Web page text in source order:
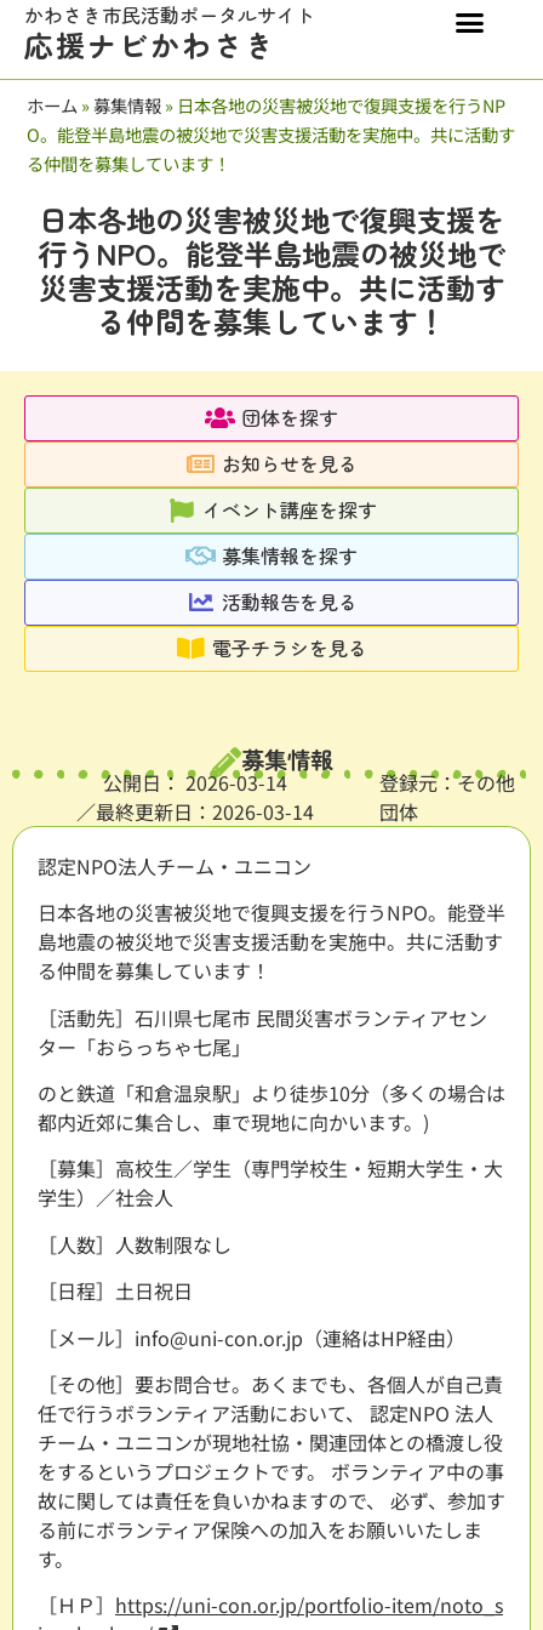
かわさき市民活動ポータルサイト
応援ナビかわさき
ホーム »募集情報» 日本各地の災害被災地で復興支援を行うNP
O。能登半島地震の被災地で災害支援活動を実施中。共に活動す
る仲間を募集しています！
日本各地の災害被災地で復興支援を
行うNPO。能登半島地震の被災地で
災害支援活動を実施中。共に活動す
る仲間を募集しています！
団体を探す
お知らせを見る
イベント講座を探す
募集情報を探す
活動報告を見る
電子チラシを見る
募集情報
公開日： 2026-03-14
／最終更新日：2026-03-14
登録元：その他
団体
認定NPO法人チーム・ユニコン
日本各地の災害被災地で復興支援を行うNPO。能登半
島地震の被災地で災害支援活動を実施中。共に活動す
る仲間を募集しています！
［活動先］石川県七尾市 民間災害ボランティアセン
ター「おらっちゃ七尾」
のと鉄道「和倉温泉駅」より徒歩10分（多くの場合は
都内近郊に集合し、車で現地に向かいます。)
［募集］高校生／学生（専門学校生・短期大学生・大
学生）／社会人
［人数］人数制限なし
［日程］土日祝日
［メール］info@uni-con.or.jp（連絡はHP経由）
［その他］要お問合せ。あくまでも、各個人が自己責
任で行うボランティア活動において、 認定NPO 法人
チーム・ユニコンが現地社協・関連団体との橋渡し役
をするというプロジェクトです。 ボランティア中の事
故に関しては責任を負いかねますので、 必ず、参加す
る前にボランティア保険への加入をお願いいたしま
す。
［ＨＰ］ https://uni-con.or.jp/portfolio-item/noto_s